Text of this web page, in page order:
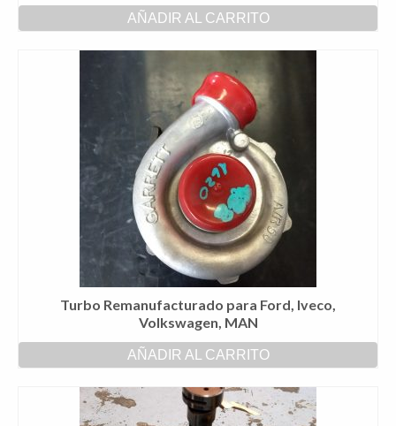
AÑADIR AL CARRITO
Turbo Remanufacturado para Ford, Iveco,
Volkswagen, MAN
AÑADIR AL CARRITO